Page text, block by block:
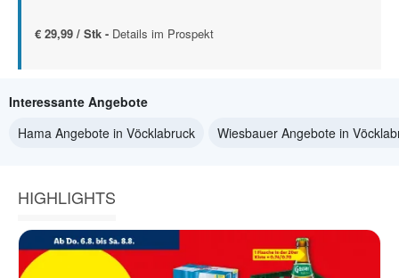
€ 29,99 / Stk - Details im Prospekt
Interessante Angebote
Hama Angebote in Vöcklabruck
Wiesbauer Angebote in
HIGHLIGHTS